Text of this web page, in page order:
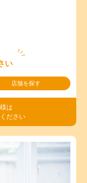
い
店舗を探す
は
ださい